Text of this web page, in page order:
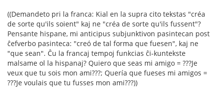
((Demandeto pri la franca: Kial en la supra cito tekstas "créa
de sorte qu'ils soient" kaj ne "créa de sorte qu'ils fussent"?
Pensante hispane, mi anticipus subjunktivon pasintecan post
ĉefverbo pasinteca: "creó de tal forma que fuesen", kaj ne
"que sean". Ĉu la francaj tempoj funkcias ĉi-kuntekste
malsame ol la hispanaj? Quiero que seas mi amigo = ???Je
veux que tu sois mon ami???; Quería que fueses mi amigos =
???Je voulais que tu fusses mon ami???))